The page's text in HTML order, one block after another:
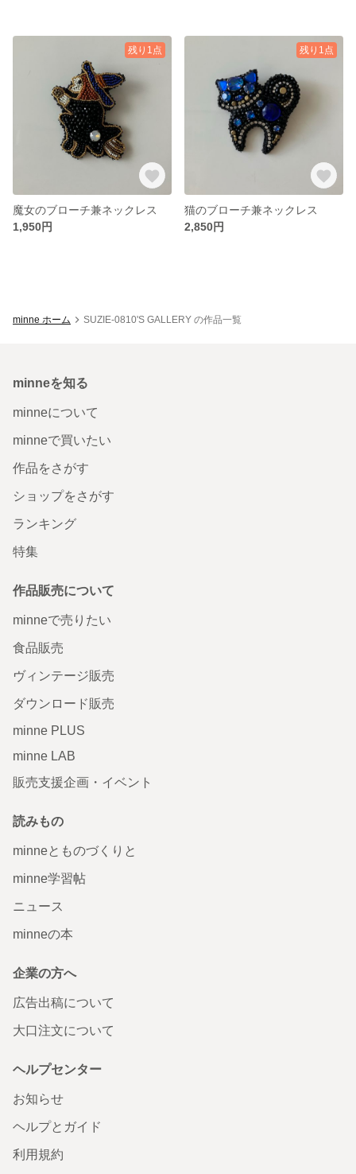
残り1点
魔女のブローチ兼ネックレス
1,950円
残り1点
猫のブローチ兼ネックレス
2,850円
minne ホーム SUZIE-0810'S GALLERY の作品一覧
minneを知る
minneについて
minneで買いたい
作品をさがす
ショップをさがす
ランキング
特集
作品販売について
minneで売りたい
食品販売
ヴィンテージ販売
ダウンロード販売
minne PLUS
minne LAB
販売支援企画・イベント
読みもの
minneとものづくりと
minne学習帖
ニュース
minneの本
企業の方へ
広告出稿について
大口注文について
ヘルプセンター
お知らせ
ヘルプとガイド
利用規約